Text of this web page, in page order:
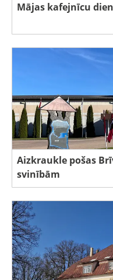
Mājas kafejnīcu
Aizkraukle pošas
svinībām